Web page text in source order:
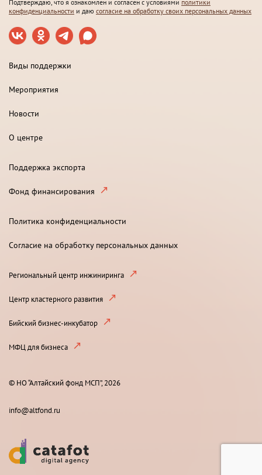
Подтверждаю, что я ознакомлен и согласен с условиями политики
конфиденциальности и даю согласие на обработку своих персональных данных
Виды поддержки
Мероприятия
Новости
О центре
Поддержка экспорта
Фонд финансирования
Политика конфиденциальности
Согласие на обработку персональных данных
Региональный центр инжиниринга
Центр кластерного развития
Бийский бизнес-инкубатор
МФЦ для бизнеса
© НО “Алтайский фонд МСП”, 2026
info@altfond.ru